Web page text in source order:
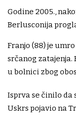
Godine 2005.,
Berlusconija
Franjo (88) je
srčanog zatajenja.
u bolnici zbog
Isprva se činilo da
Uskrs pojavio na